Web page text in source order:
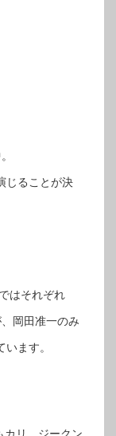
じることが決
はそれぞれ
岡田准一のみ
ます。